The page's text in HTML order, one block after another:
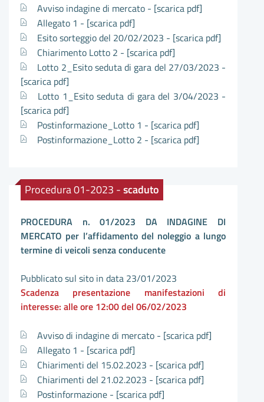
Avviso indagine di mercato - [scarica pdf]
Allegato 1 - [scarica pdf]
Esito sorteggio del 20/02/2023 - [scarica pdf]
Chiarimento Lotto 2 - [scarica pdf]
Lotto 2_Esito seduta di gara del 27/03/2023 -
[scarica pdf]
Lotto 1_Esito seduta di gara del 3/04/2023 -
[scarica pdf]
Postinformazione_Lotto 1 - [scarica pdf]
Postinformazione_Lotto 2 - [scarica pdf]
Procedura 01-2023 -scaduto
PROCEDURA n. 01/2023 DA INDAGINE DI
MERCATO per l’affidamento del noleggio a lungo
termine di veicoli senza conducente
Pubblicato sul sito in data 23/01/2023
Scadenza presentazione manifestazioni di
interesse: alle ore 12:00 del 06/02/2023
Avviso di indagine di mercato - [scarica pdf]
Allegato 1 - [scarica pdf]
Chiarimenti del 15.02.2023 - [scarica pdf]
Chiarimenti del 21.02.2023 - [scarica pdf]
Postinformazione - [scarica pdf]